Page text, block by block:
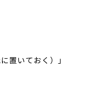
置いておく）」